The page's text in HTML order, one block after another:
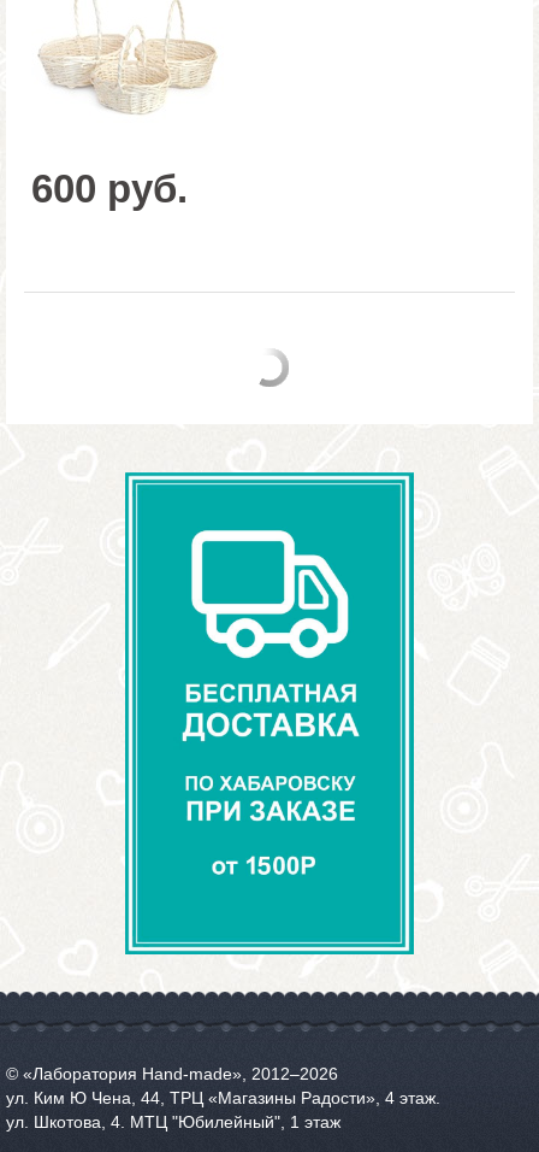
600 руб.
© «Лаборатория Hand-made», 2012‒2026
ул. Ким Ю Чена, 44, ТРЦ «Магазины Радости», 4 этаж.
ул. Шкотова, 4. МТЦ "Юбилейный", 1 этаж